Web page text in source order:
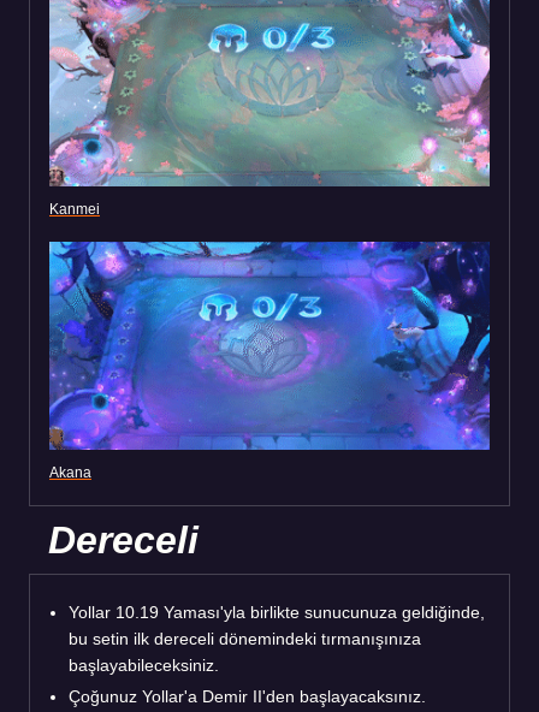
Kanmei
Akana
Dereceli
Yollar 10.19 Yaması'yla birlikte sunucunuza geldiğinde,
bu setin ilk dereceli dönemindeki tırmanışınıza
başlayabileceksiniz.
Çoğunuz Yollar'a Demir II'den başlayacaksınız.